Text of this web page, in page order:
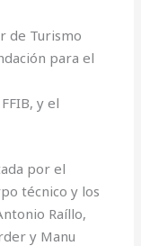
de Turismo
para el
y el
por el
técnico y los
Raíllo,
y Manu